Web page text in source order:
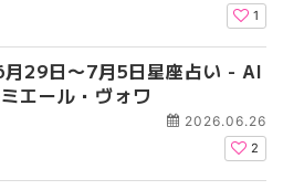
1
29日〜7月5日星座占い - AI
エール・ヴォワ
2026.06.26
2